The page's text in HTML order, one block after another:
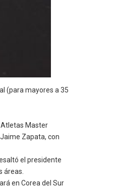
(para mayores a 35
Atletas Master
Zapata, con
el presidente
áreas.
en Corea del Sur